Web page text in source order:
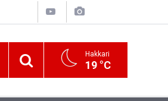
Hakkari
19 °C